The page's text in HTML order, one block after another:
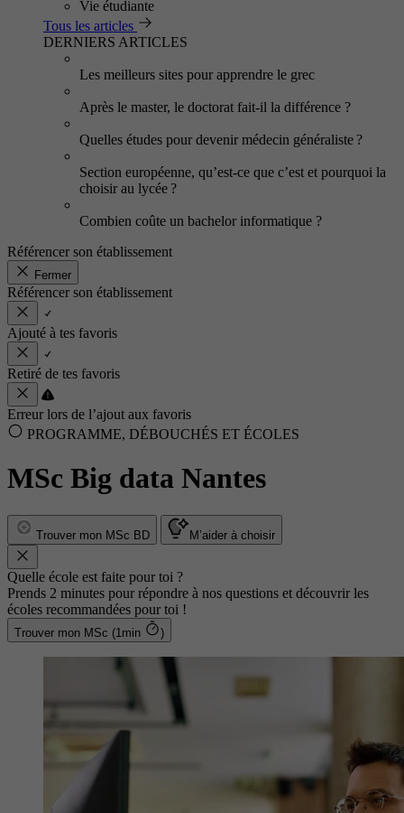
Vie étudiante
Tous les articles
DERNIERS ARTICLES
Les meilleurs sites pour apprendre le grec
Après le master, le doctorat fait-il la différence ?
Quelles études pour devenir médecin généraliste ?
Section européenne, qu’est-ce que c’est et pourquoi la
choisir au lycée ?
Combien coûte un bachelor informatique ?
Référencer son établissement
Fermer
Référencer son établissement
Ajouté à tes favoris
Retiré de tes favoris
Erreur lors de l’ajout aux favoris
PROGRAMME, DÉBOUCHÉS ET ÉCOLES
MSc Big data Nantes
Trouver mon MSc BD M’aider à choisir
Quelle école est faite pour toi ?
Prends 2 minutes pour répondre à nos questions et découvrir les
écoles recommandées pour toi !
Trouver mon MSc (1min )